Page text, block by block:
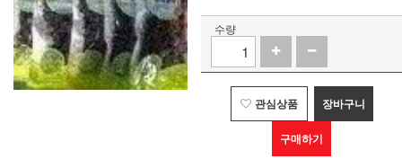
수량
관심상품 장바구니
구매하기